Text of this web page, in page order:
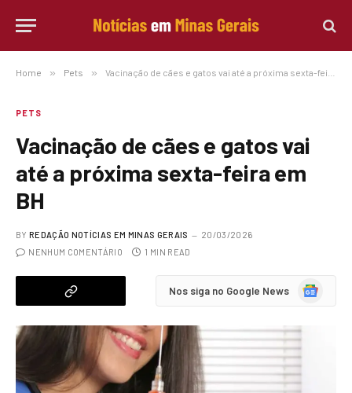
Home » Pets » Vacinação de cães e gatos vai até a próxima sexta-feira em BH
PETS
Vacinação de cães e gatos vai
até a próxima sexta-feira em
BH
BY REDAÇÃO NOTÍCIAS EM MINAS GERAIS
20/03/2026
NENHUM COMENTÁRIO
1 MIN READ
Nos siga no Google News
Google